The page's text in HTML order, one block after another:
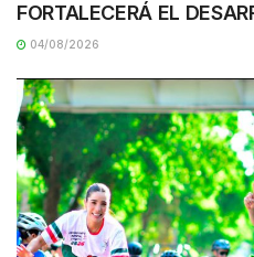
FORTALECERÁ EL
04/08/2026